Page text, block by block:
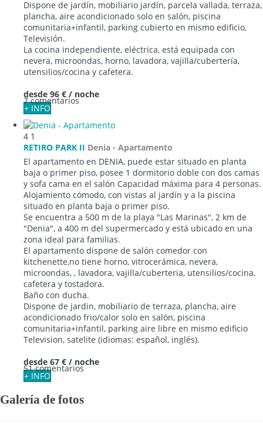
Dispone de jardín, mobiliario jardín, parcela vallada, terraza,
plancha, aire acondicionado solo en salón, piscina
comunitaria+infantil, parking cubierto en mismo edificio,
Televisión.
La cocina independiente, eléctrica, está equipada con
nevera, microondas, horno, lavadora, vajilla/cubertería,
utensilios/cocina y cafetera.
7 comentarios
desde 96 € / noche
+ INFO
4 1
RETIRO PARK II Denia - Apartamento
El apartamento en DENIA, puede estar situado en planta
baja o primer piso, posee 1 dormitorio doble con dos camas
y sofa cama en el salón Capacidad máxima para 4 personas.
Alojamiento cómodo, con vistas al jardín y a la piscina
situado en planta baja o primer piso.
Se encuentra a 500 m de la playa "Las Marinas", 2 km de
"Denia", a 400 m del supermercado y está ubicado en una
zona ideal para familias.
El apartamento dispone de salón comedor con
kitchenette,no tiene horno, vitrocerámica, nevera,
microondas, , lavadora, vajilla/cuberteria, utensilios/cocina,
cafetera y tostadora.
Baño con ducha.
Dispone de jardin, mobiliario de terraza, plancha, aire
acondicionado frio/calor solo en salón, piscina
comunitaria+infantil, parking aire libre en mismo edificio
Television, satelite (idiomas: español, inglés).
51 comentarios
desde 67 € / noche
+ INFO
Galería de fotos